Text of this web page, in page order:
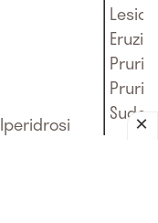
Iperidrosi